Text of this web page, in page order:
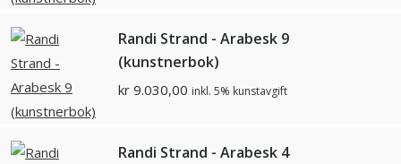
Randi Strand - Arabesk 9
(kunstnerbok)
kr 9.030,00 inkl. 5% kunstavgift
Randi Strand - Arabesk 4